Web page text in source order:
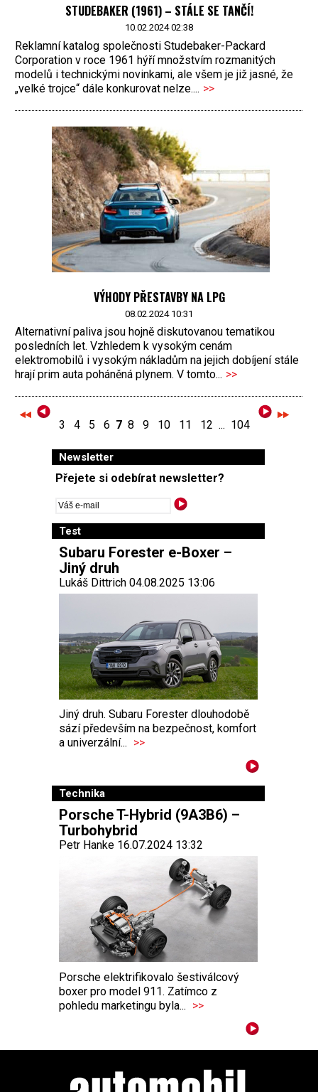
STUDEBAKER (1961) – STÁLE SE TANČÍ!
10.02.2024 02:38
Reklamní katalog společnosti Studebaker-Packard
Corporation v roce 1961 hýří množstvím rozmanitých
modelů i technickými novinkami, ale všem je již jasné, že
„velké trojce“ dále konkurovat nelze.... >>
VÝHODY PŘESTAVBY NA LPG
08.02.2024 10:31
Alternativní paliva jsou hojně diskutovanou tematikou
posledních let. Vzhledem k vysokým cenám
elektromobilů i vysokým nákladům na jejich dobíjení stále
hrají prim auta poháněná plynem. V tomto... >>
3 4 5 6 7 8 9 10 11 12 ... 104
Newsletter
Přejete si odebírat newsletter?
Test
Subaru Forester e-Boxer –
Jiný druh
Lukáš Dittrich 04.08.2025 13:06
Jiný druh. Subaru Forester dlouhodobě
sází především na bezpečnost, komfort
a univerzální... >>
Technika
Porsche T-Hybrid (9A3B6) –
Turbohybrid
Petr Hanke 16.07.2024 13:32
Porsche elektrifikovalo šestiválcový
boxer pro model 911. Zatímco z
pohledu marketingu byla... >>